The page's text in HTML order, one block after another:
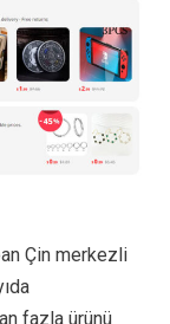
Çin merkezli
fazla ürünü